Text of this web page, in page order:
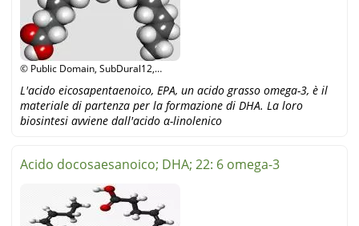
© Public Domain, SubDural12,
L'acido eicosapentaenoico, EPA, un acido grasso omega-3, è il
materiale di partenza per la formazione di DHA. La loro
biosintesi avviene dall'acido α-linolenico
Acido docosaesanoico; DHA; 22: 6 omega-3